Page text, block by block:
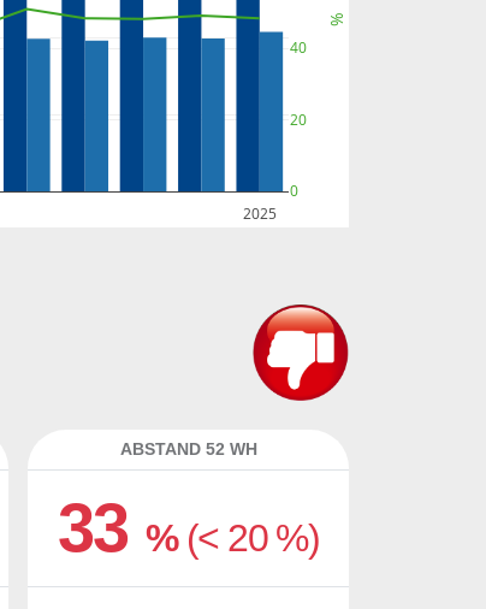
2025
0
20
40
%
ABSTAND 52 WH
33% (< 20 %)